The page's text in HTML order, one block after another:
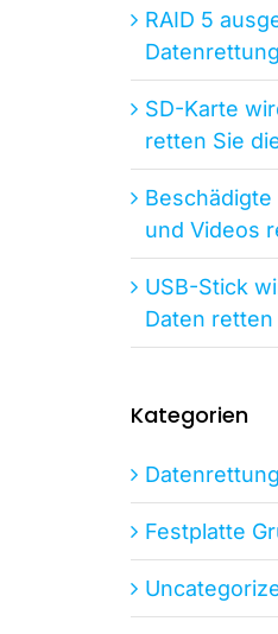
RAID 5
SD-Karte
retten Sie
Beschädigte
und Videos
USB-Stick
Daten retten
Kategorien
Datenrettung
Festplatte